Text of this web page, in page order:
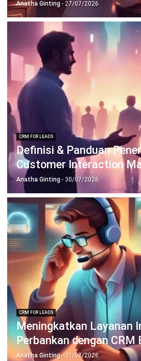
HashMicro
Penyedia solusi ERP
terlengkap untuk berbagai jenis
disesuaikan dengan
PRODUK
ERP
Inventory
Asset
HUBUNGI KAMI
Jalan Balikpapan Raya No. 9 A -
Jakarta 10160
021 5099 6750
+62-812-2284-6776
hello@hashmicro.co.id
partnership@hashmicro.com
Temukan Software Terbaik untuk